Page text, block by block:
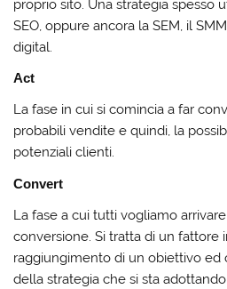
proprio sito. Una strategia spesso
SEO, oppure ancora la SEM, il
digital.
Act
La fase in cui si comincia a far
probabili vendite e quindi, la
potenziali clienti.
Convert
La fase a cui tutti vogliamo
conversione. Si tratta di un fattore
raggiungimento di un obiettivo ed
della strategia che si sta